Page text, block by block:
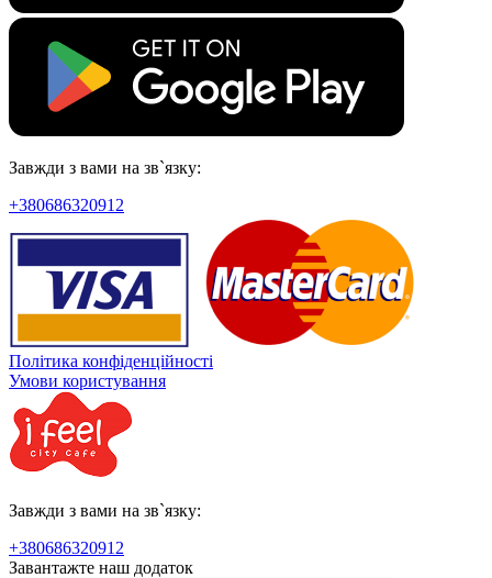
Завжди з вами на зв`язку:
+380686320912
Політика конфіденційності
Умови користування
Завжди з вами на зв`язку:
+380686320912
Завантажте наш додаток